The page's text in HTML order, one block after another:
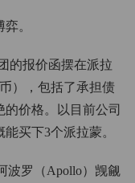
。
的报价函摆在派拉
），包括了承担债
价格。以目前公司
买下3个派拉蒙。
波罗（Apollo）觊觎